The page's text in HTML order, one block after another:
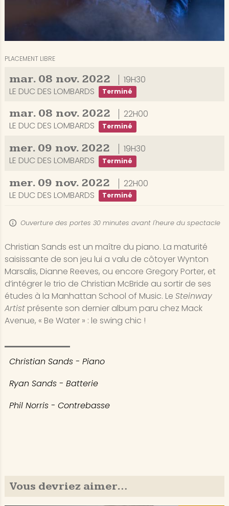
PLACEMENT LIBRE
mar. 08 nov. 2022
19H30
LE DUC DES LOMBARDS
Terminé
mar. 08 nov. 2022
22H00
LE DUC DES LOMBARDS
Terminé
mer. 09 nov. 2022
19H30
LE DUC DES LOMBARDS
Terminé
mer. 09 nov. 2022
22H00
LE DUC DES LOMBARDS
Terminé
Ouverture des portes 30 minutes avant l'heure du spectacle
Christian Sands est un maître du piano. La maturité
saisissante de son jeu lui a valu de côtoyer Wynton
Marsalis, Dianne Reeves, ou encore Gregory Porter, et
d’intégrer le trio de Christian McBride au sortir de ses
études à la Manhattan School of Music. Le Steinway
Artistprésente son dernier album paru chez Mack
Avenue, « Be Water » : le swing chic !
Christian Sands - Piano
Ryan Sands - Batterie
Phil Norris - Contrebasse
Vous devriez aimer…